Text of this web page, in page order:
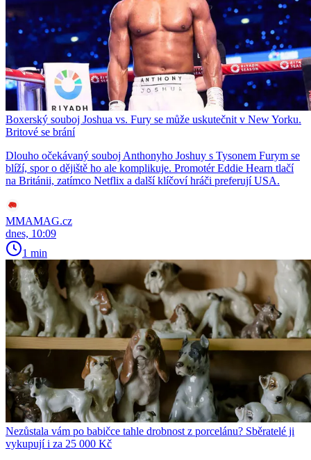
Boxerský souboj Joshua vs. Fury se může uskutečnit v New Yorku.
Britové se brání
Dlouho očekávaný souboj Anthonyho Joshuy s Tysonem Furym se
blíží, spor o dějiště ho ale komplikuje. Promotér Eddie Hearn tlačí
na Británii, zatímco Netflix a další klíčoví hráči preferují USA.
MMAMAG.cz
dnes, 10:09
1 min
Nezůstala vám po babičce tahle drobnost z porcelánu? Sběratelé ji
vykupují i za 25 000 Kč